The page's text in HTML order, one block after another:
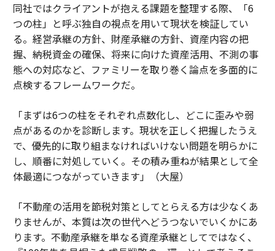
同社ではクライアントが抱える課題を整理する際、「6
つの柱」と呼ぶ独自の視点を用いて現状を検証してい
る。経営承継の方針、財産承継の方針、資産内容の把
握、納税資金の確保、将来に向けた資産活用、不測の事
態への対応など、ファミリーを取り巻く論点を多面的に
点検するフレームワークだ。
「まずは6つの柱をそれぞれ点数化し、どこに歪みや弱
点があるのかを診断します。現状を正しく把握したうえ
で、優先的に取り組まなければいけない問題を明らかに
し、順番に対処していく。その積み重ねが結果として全
体最適につながっていきます」（大屋）
「不動産の活用を節税対策としてとらえる方は少なくあ
りませんが、本質は次の世代へどうつないでいくかにあ
ります。不動産承継を単なる資産承継としてではなく、